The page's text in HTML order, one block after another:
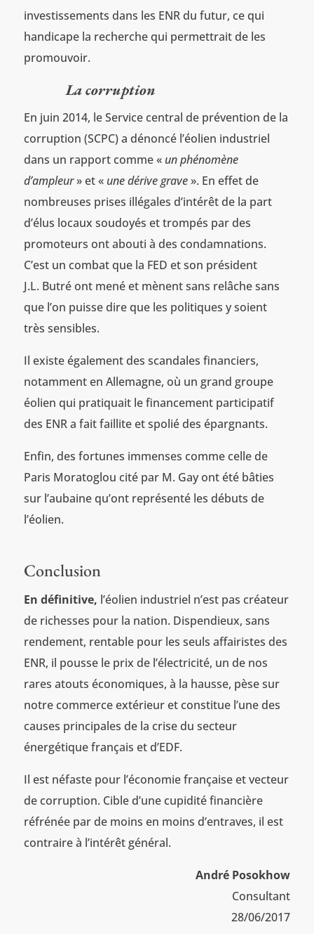
investissements dans les ENR du futur, ce qui
handicape la recherche qui permettrait de les
promouvoir.
La corruption
En juin 2014, le Service central de prévention de la
corruption (SCPC) a dénoncé l’éolien industriel
dans un rapport comme « un phénomène
d’ampleur» et « une dérive grave». En effet de
nombreuses prises illégales d’intérêt de la part
d’élus locaux soudoyés et trompés par des
promoteurs ont abouti à des condamnations.
C’est un combat que la FED et son président
J.L. Butré ont mené et mènent sans relâche sans
que l’on puisse dire que les politiques y soient
très sensibles.
Il existe également des scandales financiers,
notamment en Allemagne, où un grand groupe
éolien qui pratiquait le financement participatif
des ENR a fait faillite et spolié des épargnants.
Enfin, des fortunes immenses comme celle de
Paris Moratoglou cité par M. Gay ont été bâties
sur l’aubaine qu’ont représenté les débuts de
l’éolien.
Conclusion
En définitive, l’éolien industriel n’est pas créateur
de richesses pour la nation. Dispendieux, sans
rendement, rentable pour les seuls affairistes des
ENR, il pousse le prix de l’électricité, un de nos
rares atouts économiques, à la hausse, pèse sur
notre commerce extérieur et constitue l’une des
causes principales de la crise du secteur
énergétique français et d’EDF.
Il est néfaste pour l’économie française et vecteur
de corruption. Cible d’une cupidité financière
réfrénée par de moins en moins d’entraves, il est
contraire à l’intérêt général.
André Posokhow
Consultant
28/06/2017